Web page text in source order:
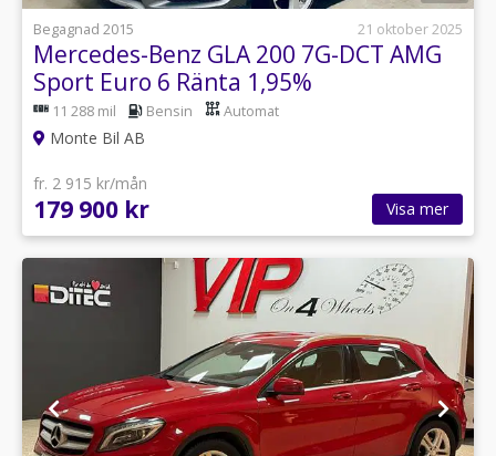
Begagnad 2015
21 oktober 2025
Mercedes-Benz GLA 200 7G-DCT AMG
Sport Euro 6 Ränta 1,95%
11 288 mil Bensin Automat
Monte Bil AB
fr. 2 915 kr/mån
179 900 kr Visa mer